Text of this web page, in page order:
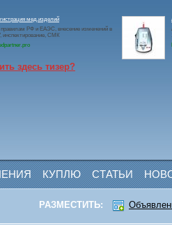
мед.изделий
правилам РФ и ЕАЭС, внесение изменений в
инспектирование, СМК
здесь тизер?
КУПЛЮ СТАТЬИ
РАЗМЕСТИТЬ: